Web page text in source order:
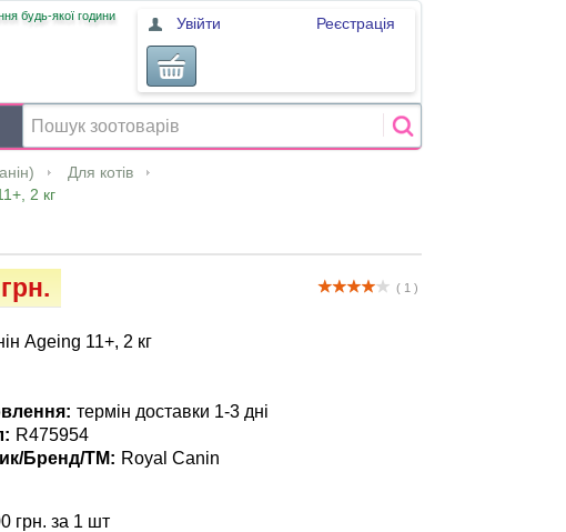
будь-якої години Увійти Реєстрація
Для котів
2 кг
( 1 )
Ageing 11+, 2 кг
термін доставки 1-3 дні
R475954
Бренд/ТМ: Royal Canin
грн. за 1 шт